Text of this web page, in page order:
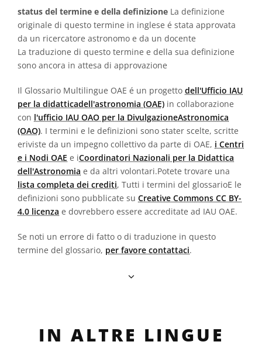
status del termine e della definizione La definizione
originale di questo termine in inglese é stata approvata
da un ricercatore astronomo e da un docente
La traduzione di questo termine e della sua definizione
sono ancora in attesa di approvazione
Il Glossario Multilingue OAE é un progetto dell'Ufficio IAU
per la didatticadell'astronomia (OAE) in collaborazione
con l'ufficio IAU OAO per la DivulgazioneAstronomica
(OAO). I termini e le definizioni sono stater scelte, scritte
eriviste da un impegno collettivo da parte di OAE, i Centri
e i Nodi OAE e iCoordinatori Nazionali per la Didattica
dell'Astronomia e da altri volontari.Potete trovare una
lista completa dei crediti, Tutti i termini del glossarioE le
definizioni sono pubblicate su Creative Commons CC BY-
4.0 licenza e dovrebbero essere accreditate ad IAU OAE.
Se noti un errore di fatto o di traduzione in questo
termine del glossario, per favore contattaci.
IN ALTRE LINGUE